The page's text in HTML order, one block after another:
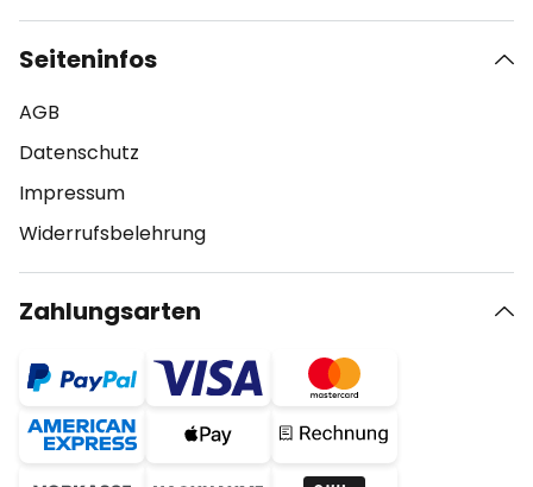
Seiteninfos
AGB
Datenschutz
Impressum
Widerrufsbelehrung
Zahlungsarten